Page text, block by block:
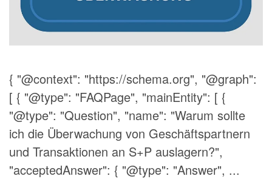
{ "@context": "https://schema.org", "@graph":
[ { "@type": "FAQPage", "mainEntity": [ {
"@type": "Question", "name": "Warum sollte
ich die Überwachung von Geschäftspartnern
und Transaktionen an S+P auslagern?",
"acceptedAnswer": { "@type": "Answer", ...